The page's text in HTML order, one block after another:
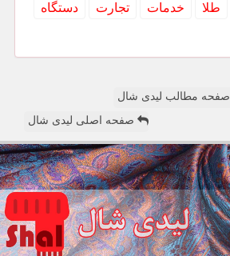
طلا خدمات تجارت
دستگاه
صفحه مطالب لیدی شال
صفحه اصلی لیدی شال